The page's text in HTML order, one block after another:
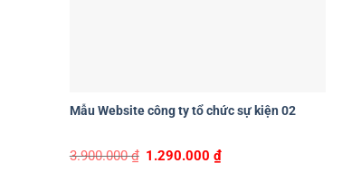
Mẫu Website công ty tổ chức sự kiện 02
3.900.000₫ Original
1.290.000₫Current